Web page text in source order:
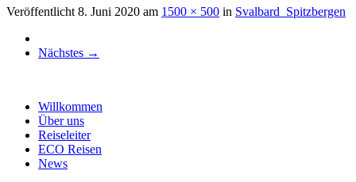
Veröffentlicht 8. Juni 2020 am 1500 × 500 in Svalbard_Spitzbergen
Nächstes →
Willkommen
Über uns
Reiseleiter
ECO Reisen
News